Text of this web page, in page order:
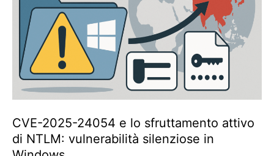
CVE-2025-24054 e lo sfruttamento attivo
di NTLM: vulnerabilità silenziose in